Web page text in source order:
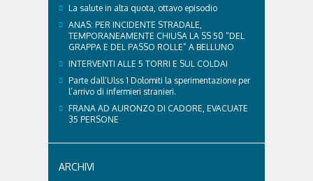
La salute in alta quota, ottavo episodio
ANAS: PER INCIDENTE STRADALE,
TEMPORANEAMENTE CHIUSA LA SS 50 “DEL
GRAPPA E DEL PASSO ROLLE” A BELLUNO
INTERVENTI ALLE 5 TORRI E SUL COLDAI
Parte dall’Ulss 1 Dolomiti la sperimentazione per
l’arrivo di infermieri stranieri.
FRANA AD AURONZO DI CADORE, EVACUATE
35 PERSONE
ARCHIVI